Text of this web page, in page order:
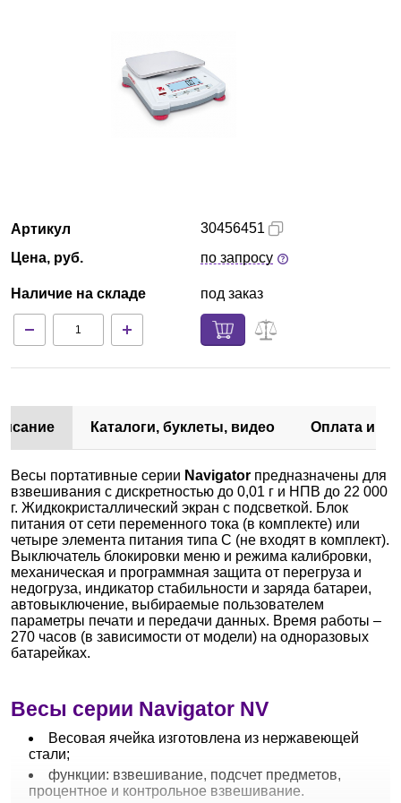
Партнеры
Технический сервис
Доставка и оплата
Артикул
Цена, руб.
Наличие на складе
30456451
по запросу
под заказ
Каталоги, буклеты, видео Оплата и
Весы портативные серии Navigator предназначены для
взвешивания с дискретностью до 0,01 г и НПВ до 22 000
г. Жидкокристаллический экран с подсветкой. Блок
питания от сети переменного тока (в комплекте) или
четыре элемента питания типа C (не входят в комплект).
Выключатель блокировки меню и режима калибровки,
механическая и программная защита от перегруза и
недогруза, индикатор стабильности и заряда батареи,
автовыключение, выбираемые пользователем
параметры печати и передачи данных. Время работы –
270 часов (в зависимости от модели) на одноразовых
батарейках.
Весы серии Navigator NV
Весовая ячейка изготовлена из нержавеющей
стали;
функции: взвешивание, подсчет предметов,
процентное и контрольное взвешивание.